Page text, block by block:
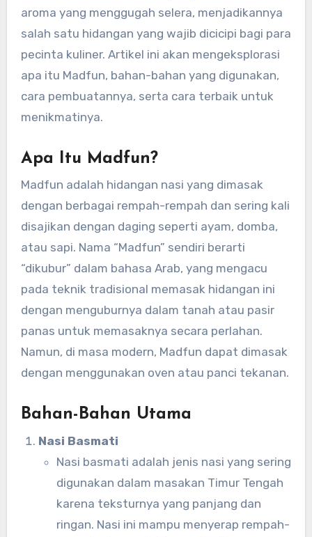
aroma yang menggugah selera, menjadikannya
salah satu hidangan yang wajib dicicipi bagi para
pecinta kuliner. Artikel ini akan mengeksplorasi
apa itu Madfun, bahan-bahan yang digunakan,
cara pembuatannya, serta cara terbaik untuk
menikmatinya.
Apa Itu Madfun?
Madfun adalah hidangan nasi yang dimasak
dengan berbagai rempah-rempah dan sering kali
disajikan dengan daging seperti ayam, domba,
atau sapi. Nama “Madfun” sendiri berarti
“dikubur” dalam bahasa Arab, yang mengacu
pada teknik tradisional memasak hidangan ini
dengan menguburnya dalam tanah atau pasir
panas untuk memasaknya secara perlahan.
Namun, di masa modern, Madfun dapat dimasak
dengan menggunakan oven atau panci tekanan.
Bahan-Bahan Utama
Nasi Basmati
Nasi basmati adalah jenis nasi yang sering
digunakan dalam masakan Timur Tengah
karena teksturnya yang panjang dan
ringan. Nasi ini mampu menyerap rempah-